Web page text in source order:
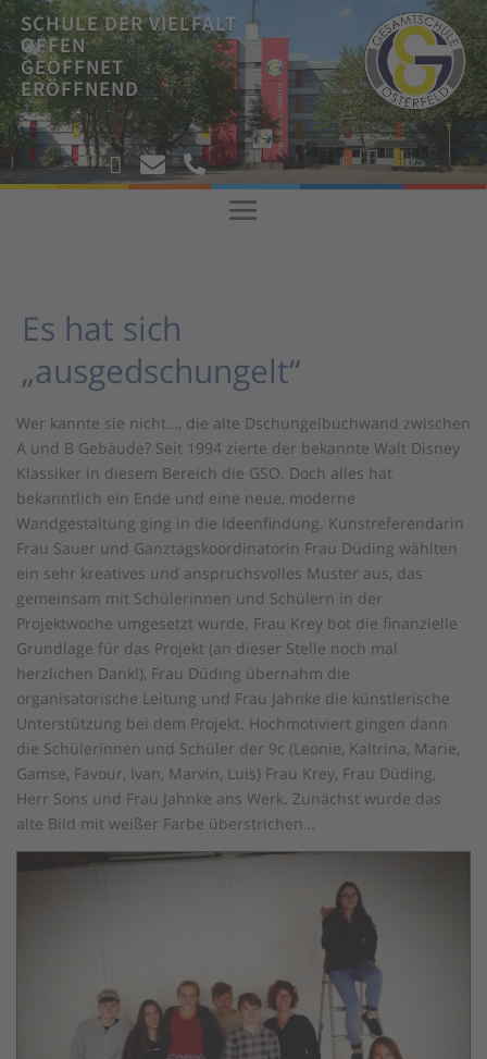
SCHULE DER VIELFALT
OFFEN
GEÖFFNET
ERÖFFNEND
   ! !
Es hat sich
„ausgedschungelt“
Wer kannte sie nicht…, die alte Dschungelbuchwand zwischen
A und B Gebäude? Seit 1994 zierte der bekannte Walt Disney
Klassiker in diesem Bereich die GSO. Doch alles hat
bekanntlich ein Ende und eine neue, moderne
Wandgestaltung ging in die Ideenfindung. Kunstreferendarin
Frau Sauer und Ganztagskoordinatorin Frau Düding wählten
ein sehr kreatives und anspruchsvolles Muster aus, das
gemeinsam mit Schülerinnen und Schülern in der
Projektwoche umgesetzt wurde. Frau Krey bot die finanzielle
Grundlage für das Projekt (an dieser Stelle noch mal
herzlichen Dank!), Frau Düding übernahm die
organisatorische Leitung und Frau Jahnke die künstlerische
Unterstützung bei dem Projekt. Hochmotiviert gingen dann
die Schülerinnen und Schüler der 9c (Leonie, Kaltrina, Marie,
Gamse, Favour, Ivan, Marvin, Luis) Frau Krey, Frau Düding,
Herr Sons und Frau Jahnke ans Werk. Zunächst wurde das
alte Bild mit weißer Farbe überstrichen…